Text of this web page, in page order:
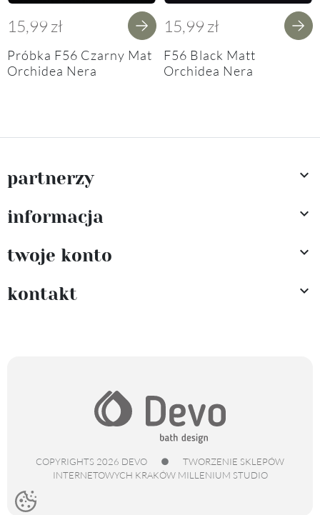
15,99 zł
Próbka F56 Czarny Mat
Orchidea Nera
15,99 zł
F56 Black Matt
Orchidea Nera
partnerzy 
informacja 
twoje konto 
kontakt 
COPYRIGHTS 2026 DEVO ●
TWORZENIE SKLEPÓW
INTERNETOWYCH KRAKÓW MILLENIUM STUDIO